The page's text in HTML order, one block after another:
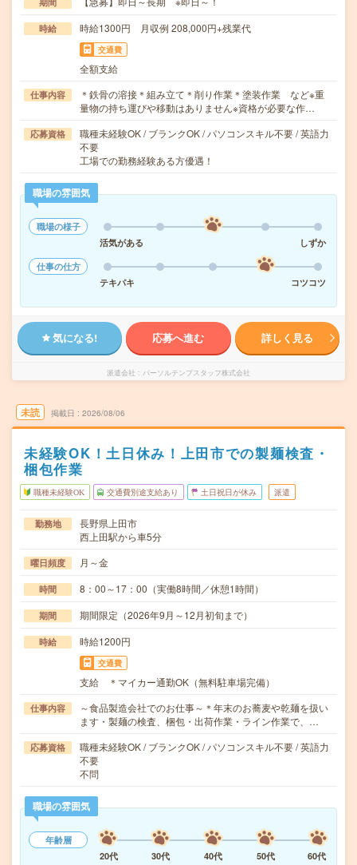
時給 時給1300円 月収例 208,000円+残業代
交通費
全額支給
仕事内容
＊鉄骨の溶接＊組み立て＊削り作業＊塗装作業 など※重
量物の持ち運びや移動はありません※資格が必要な作…
応募資格
職種未経験OK / ブランクOK / パソコンスキル不要 / 英語力
不要
工場での勤務経験ある方優遇！
職場の雰囲気
職場の様子
活気がある
しずか
仕事の仕方
テキパキ
コツコツ
気になる! 応募へ進む 詳しく見る
派遣会社 パーソルテンプスタッフ株式会社
未読 掲載日 2026/08/06
未経験OK！土日休み！上田市での製麺検査・
梱包作業
職種未経験OK 交通費別途支給あり 土日祝日が休み 派遣
勤務地
長野県上田市
西上田駅から車5分
曜日頻度 月～金
時間 8：00～17：00（実働8時間／休憩1時間）
期間 期間限定（2026年9月～12月初旬まで）
時給 時給1200円
交通費
支給 ＊マイカー通勤OK（無料駐車場完備）
仕事内容
～食品製造会社でのお仕事～＊年末のお蕎麦や乾麺を扱い
ます・製麺の検査、梱包・出荷作業・ライン作業で、…
応募資格
職種未経験OK / ブランクOK / パソコンスキル不要 / 英語力
不要
不問
職場の雰囲気
年齢層
20代
30代 40代 50代
60代